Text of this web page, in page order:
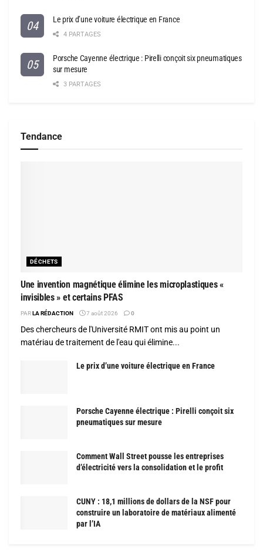
Le prix d’une voiture électrique en France
4 PARTAGES
Porsche Cayenne électrique : Pirelli conçoit six pneumatiques
sur mesure
3 PARTAGES
Tendance
DÉCHETS
Une invention magnétique élimine les microplastiques «
invisibles » et certains PFAS
PARLA RÉDACTION 7 août 2026 0
Des chercheurs de l'Université RMIT ont mis au point un
matériau de traitement de l'eau qui élimine...
Le prix d’une voiture électrique en France
Porsche Cayenne électrique : Pirelli conçoit six
pneumatiques sur mesure
Comment Wall Street pousse les entreprises
d’électricité vers la consolidation et le profit
CUNY : 18,1 millions de dollars de la NSF pour
construire un laboratoire de matériaux alimenté
par l’IA